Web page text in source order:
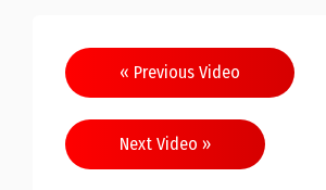
Navegación
de
entradas
« Previous Video
Next Video »